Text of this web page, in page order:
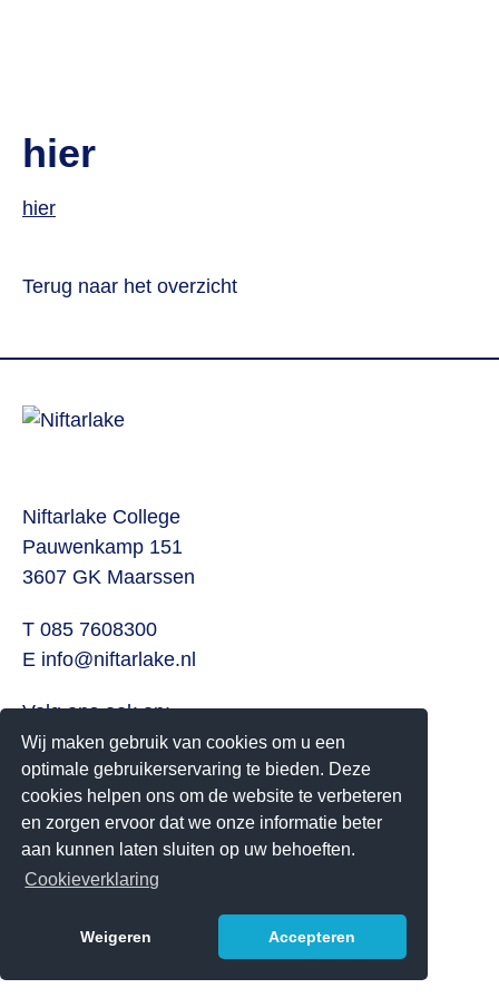
Wij maken gebruik van cookies om u een
optimale gebruikerservaring te bieden. Deze
cookies helpen ons om de website te verbeteren
en zorgen ervoor dat we onze informatie beter
aan kunnen laten sluiten op uw behoeften.
Cookieverklaring
Weigeren Accepteren
hier
hier
Terug naar het overzicht
Niftarlake College
Pauwenkamp 151
3607 GK Maarssen
T 085 7608300
E info@niftarlake.nl
Volg ons ook op:
Twitter
Youtube
Het Niftarlake College heeft het predicaat Technasium